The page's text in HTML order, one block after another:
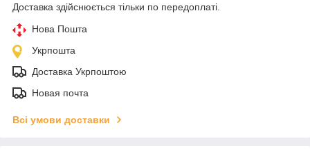
Доставка здійснюється тільки по передоплаті.
Нова Пошта
Укрпошта
Доставка Укрпоштою
Новая почта
Всі умови доставки